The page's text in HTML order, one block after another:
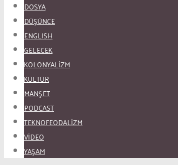
DOSYA
DÜŞÜNCE
ENGLISH
GELECEK
KOLONYALİZM
KÜLTÜR
MANŞET
PODCAST
TEKNOFEODALİZM
VİDEO
YAŞAM